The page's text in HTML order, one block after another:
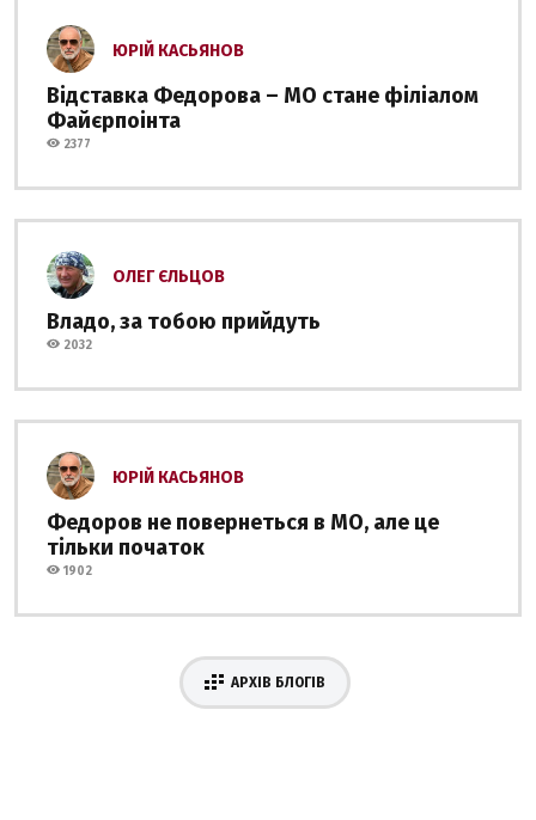
ЮРІЙ КАСЬЯНОВ
Відставка Федорова – МО стане філіалом
Файєрпоінта
2377
ОЛЕГ ЄЛЬЦОВ
Владо, за тобою прийдуть
2032
ЮРІЙ КАСЬЯНОВ
Федоров не повернеться в МО, але це
тільки початок
1902
АРХІВ БЛОГІВ